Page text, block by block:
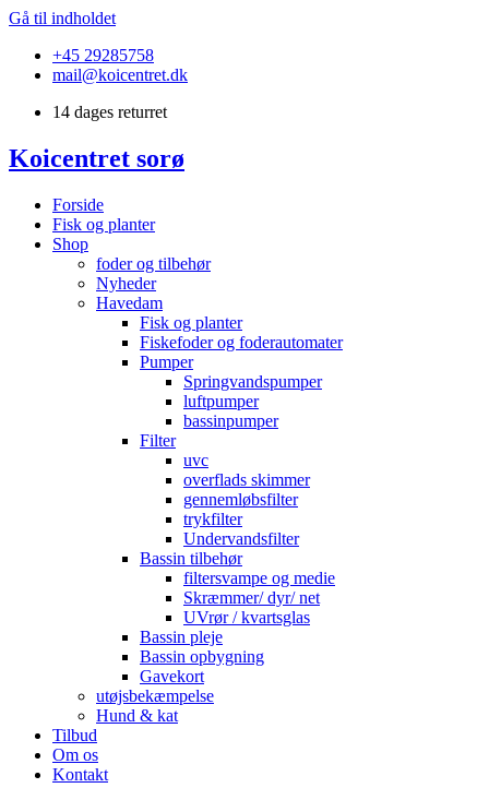
Gå til indholdet
+45 29285758
mail@koicentret.dk
14 dages returret
Koicentret sorø
Forside
Fisk og planter
Shop
foder og tilbehør
Nyheder
Havedam
Fisk og planter
Fiskefoder og foderautomater
Pumper
Springvandspumper
luftpumper
bassinpumper
Filter
uvc
overflads skimmer
gennemløbsfilter
trykfilter
Undervandsfilter
Bassin tilbehør
filtersvampe og medie
Skræmmer/ dyr/ net
UVrør / kvartsglas
Bassin pleje
Bassin opbygning
Gavekort
utøjsbekæmpelse
Hund & kat
Tilbud
Om os
Kontakt